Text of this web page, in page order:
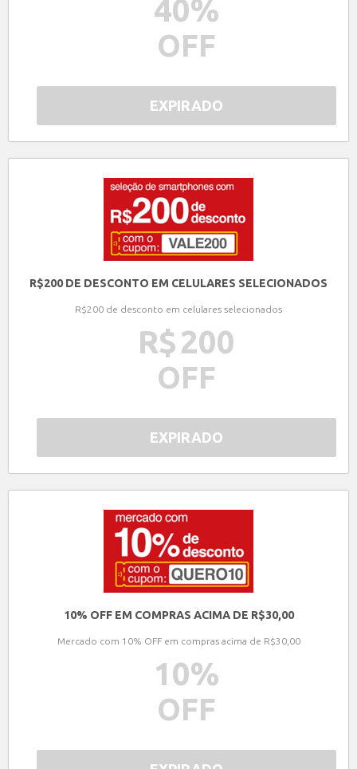
40%
OFF
EXPIRADO
R$200 DE DESCONTO EM CELULARES SELECIONADOS
R$200 de desconto em celulares selecionados
R$200
OFF
EXPIRADO
10% OFF EM COMPRAS ACIMA DE R$30,00
Mercado com 10% OFF em compras acima de R$30,00
10%
OFF